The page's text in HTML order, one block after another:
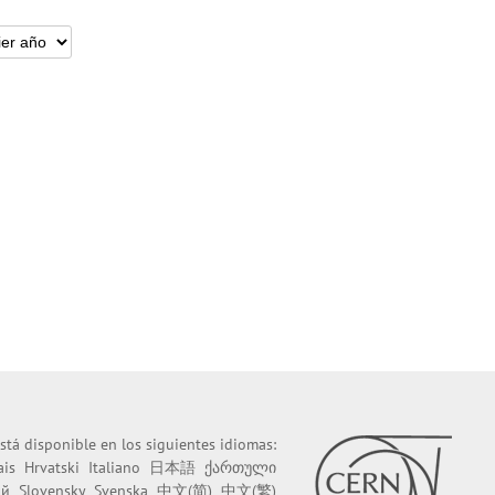
disponible en los siguientes idiomas:
Hrvatski Italiano 日本語 ქართული
Slovensky Svenska 中文(简) 中文(繁)